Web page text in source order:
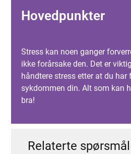
Hovedpunkter
Stress kan noen ganger
ikke forårsake den. Det er
håndtere stress etter at du
sykdommen din. Alt som kan
bra!
Relaterte spørsmål